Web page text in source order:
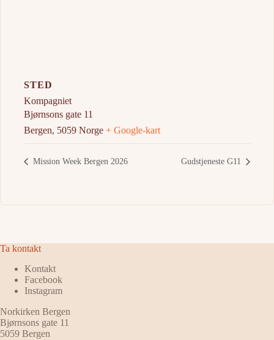
STED
Kompagniet
Bjørnsons gate 11
Bergen, 5059 Norge + Google-kart
Mission Week Bergen 2026 Gudstjeneste G11
Ta kontakt
Kontakt
Facebook
Instagram
Norkirken Bergen
Bjørnsons gate 11
5059 Bergen